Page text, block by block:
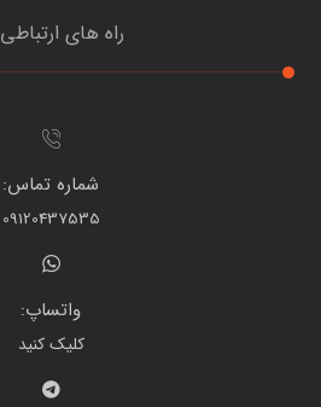
راه های ارتباطی
شماره تماس:
09120437535
واتساپ:
کلیک کنید